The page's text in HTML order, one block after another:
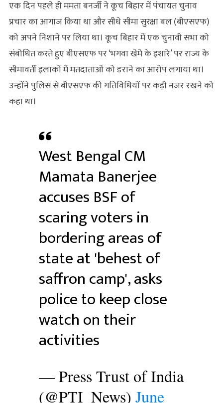
एक दिन पहले ही ममता बनर्जी ने कूच बिहार में पंचायत चुनाव
प्रचार का आगाज किया था और सीधे सीमा सुरक्षा बल (बीएसएफ)
को अपने निशाने पर लिया था। कूच बिहार में एक चुनावी सभा को
संबोधित करते हुए बीएसएफ पर ‘भगवा खेमे के इशारे’ पर राज्य के
सीमावर्ती इलाकों में मतदाताओं को डराने का आरोप लगाया था।
उन्‍होंने पुलिस से बीएसएफ की गतिविधियों पर कड़ी नजर रखने को
कहा था।
West Bengal CM
Mamata Banerjee
accuses BSF of
scaring voters in
bordering areas of
state at 'behest of
saffron camp', asks
police to keep close
watch on their
activities
— Press Trust of India
(@PTI_News) June